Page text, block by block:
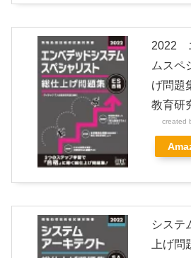
2022
ムス
げ問題
教育研
created
システ
上げ